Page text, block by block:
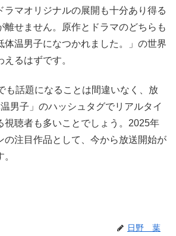
ラマオリジナルの展開も十分あり得る
離せません。原作とドラマのどちらも
体温男子になつかれました。」の世界
るはずです。
も話題になることは間違いなく、放
男子」のハッシュタグでリアルタイ
視聴者も多いことでしょう。2025年
の注目作品として、今から放送開始が
日野 葉